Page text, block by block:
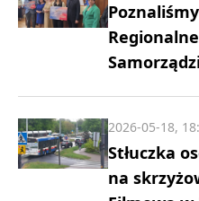
Stłuczka
na
2026-05-18,